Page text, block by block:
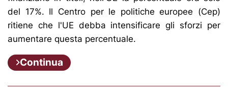
del 17%. Il Centro per le politiche europee (Cep)
ritiene che l'UE debba intensificare gli sforzi per
aumentare questa percentuale.
Continua